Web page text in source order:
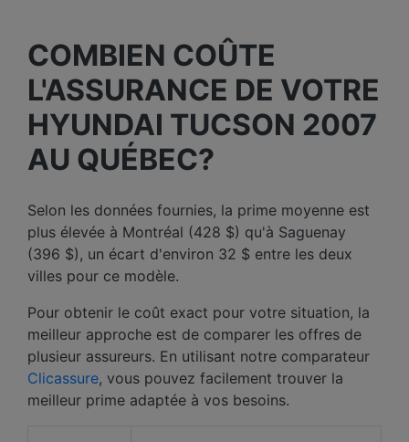
COMBIEN COÛTE
L'ASSURANCE DE VOTRE
HYUNDAI TUCSON 2007
AU QUÉBEC?
Selon les données fournies, la prime moyenne est
plus élevée à Montréal (428 $) qu'à Saguenay
(396 $), un écart d'environ 32 $ entre les deux
villes pour ce modèle.
Pour obtenir le coût exact pour votre situation, la
meilleur approche est de comparer les offres de
plusieur assureurs. En utilisant notre comparateur
Clicassure, vous pouvez facilement trouver la
meilleur prime adaptée à vos besoins.